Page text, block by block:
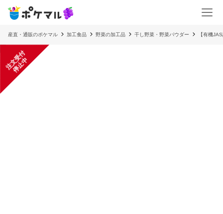
産直・通販のポケマル 加工食品 野菜の加工品 干し野菜・野菜パウダー 【有機
注
文
受
付
停
止
中